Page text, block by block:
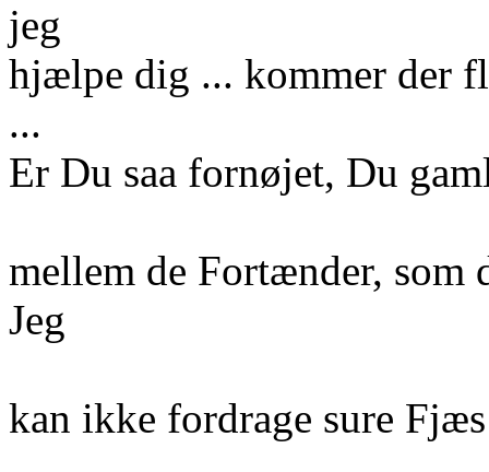
jeg
hjælpe dig ... kommer der
...
Er Du saa fornøjet, Du
mellem de Fortænder,
Jeg
kan ikke fordrage sure